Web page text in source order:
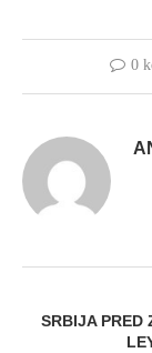
0
SRBIJA PRED